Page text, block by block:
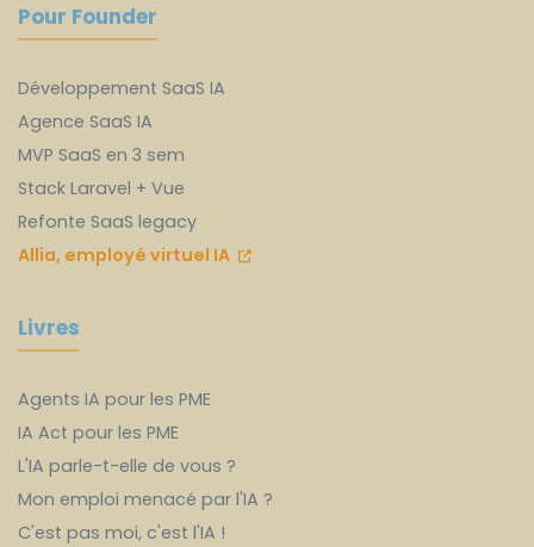
Pour Founder
Développement SaaS IA
Agence SaaS IA
MVP SaaS en 3 sem
Stack Laravel + Vue
Refonte SaaS legacy
Allia, employé virtuel IA
Livres
Agents IA pour les PME
IA Act pour les PME
L'IA parle-t-elle de vous ?
Mon emploi menacé par l'IA ?
C'est pas moi, c'est l'IA !